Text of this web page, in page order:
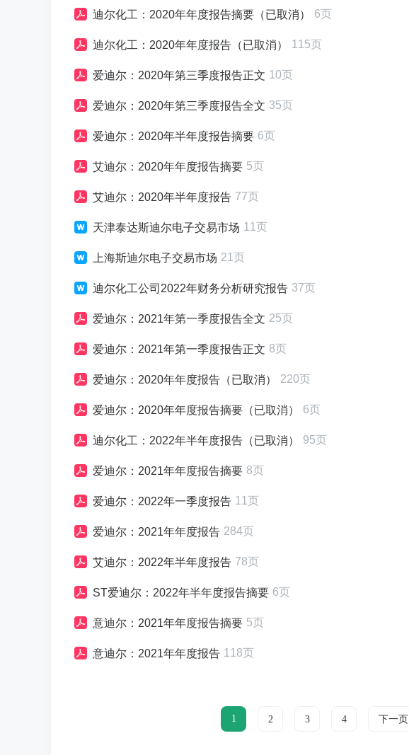
迪尔化工：2020年年度报告摘要（已取消） 6页
迪尔化工：2020年年度报告（已取消） 115页
爱迪尔：2020年第三季度报告正文 10页
爱迪尔：2020年第三季度报告全文 35页
爱迪尔：2020年半年度报告摘要 6页
艾迪尔：2020年年度报告摘要 5页
艾迪尔：2020年半年度报告 77页
天津泰达斯迪尔电子交易市场 11页
上海斯迪尔电子交易市场 21页
迪尔化工公司2022年财务分析研究报告 37页
爱迪尔：2021年第一季度报告全文 25页
爱迪尔：2021年第一季度报告正文 8页
爱迪尔：2020年年度报告（已取消） 220页
爱迪尔：2020年年度报告摘要（已取消） 6页
迪尔化工：2022年半年度报告（已取消） 95页
爱迪尔：2021年年度报告摘要 8页
爱迪尔：2022年一季度报告 11页
爱迪尔：2021年年度报告 284页
艾迪尔：2022年半年度报告 78页
ST爱迪尔：2022年半年度报告摘要 6页
意迪尔：2021年年度报告摘要 5页
意迪尔：2021年年度报告 118页
1 2 3 4 下一页